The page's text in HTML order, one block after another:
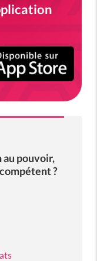
au pouvoir,
?